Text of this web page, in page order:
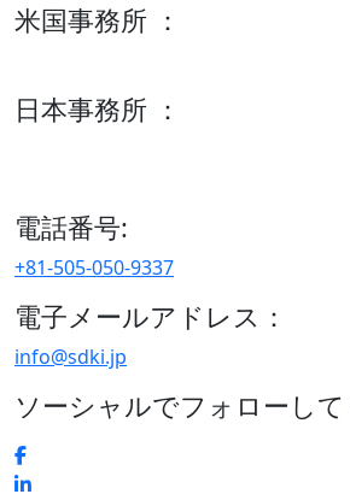
米国事務所 ：
日本事務所 ：
電話番号:
+81-505-050-9337
電子メールアドレス：
info@sdki.jp
ソーシャルでフォローして